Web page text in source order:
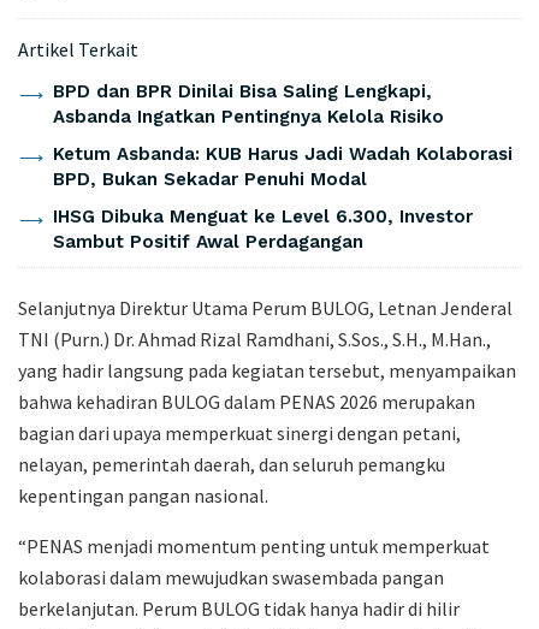
Artikel Terkait
BPD dan BPR Dinilai Bisa Saling Lengkapi,
Asbanda Ingatkan Pentingnya Kelola Risiko
Ketum Asbanda: KUB Harus Jadi Wadah Kolaborasi
BPD, Bukan Sekadar Penuhi Modal
IHSG Dibuka Menguat ke Level 6.300, Investor
Sambut Positif Awal Perdagangan
Selanjutnya Direktur Utama Perum BULOG, Letnan Jenderal
TNI (Purn.) Dr. Ahmad Rizal Ramdhani, S.Sos., S.H., M.Han.,
yang hadir langsung pada kegiatan tersebut, menyampaikan
bahwa kehadiran BULOG dalam PENAS 2026 merupakan
bagian dari upaya memperkuat sinergi dengan petani,
nelayan, pemerintah daerah, dan seluruh pemangku
kepentingan pangan nasional.
“PENAS menjadi momentum penting untuk memperkuat
kolaborasi dalam mewujudkan swasembada pangan
berkelanjutan. Perum BULOG tidak hanya hadir di hilir